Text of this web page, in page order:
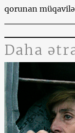
qorunan
Daha